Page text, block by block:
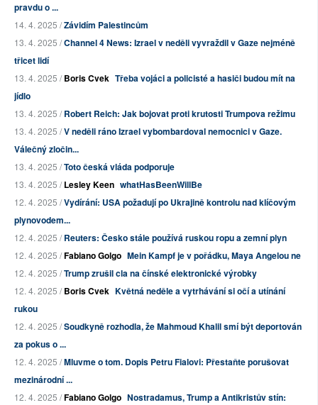
pravdu o ...
14. 4. 2025 /Závidím Palestincům
13. 4. 2025 /Channel 4 News: Izrael v neděli vyvraždil v Gaze nejméně
třicet lidí
13. 4. 2025 /Boris Cvek Třeba vojáci a policisté a hasiči budou mít na
jídlo
13. 4. 2025 /Robert Reich: Jak bojovat proti krutosti Trumpova režimu
13. 4. 2025 /V neděli ráno Izrael vybombardoval nemocnici v Gaze.
Válečný zločin...
13. 4. 2025 /Toto česká vláda podporuje
13. 4. 2025 /Lesley Keen whatHasBeenWillBe
12. 4. 2025 /Vydírání: USA požadují po Ukrajině kontrolu nad klíčovým
plynovodem...
12. 4. 2025 /Reuters: Česko stále používá ruskou ropu a zemní plyn
12. 4. 2025 /Fabiano Golgo Mein Kampf je v pořádku, Maya Angelou ne
12. 4. 2025 /Trump zrušil cla na čínské elektronické výrobky
12. 4. 2025 /Boris Cvek Květná neděle a vytrhávání si očí a utínání
rukou
12. 4. 2025 /Soudkyně rozhodla, že Mahmoud Khalil smí být deportován
za pokus o ...
12. 4. 2025 /Mluvme o tom. Dopis Petru Fialovi: Přestaňte porušovat
mezinárodní ...
12. 4. 2025 /Fabiano Golgo Nostradamus, Trump a Antikristův stín: